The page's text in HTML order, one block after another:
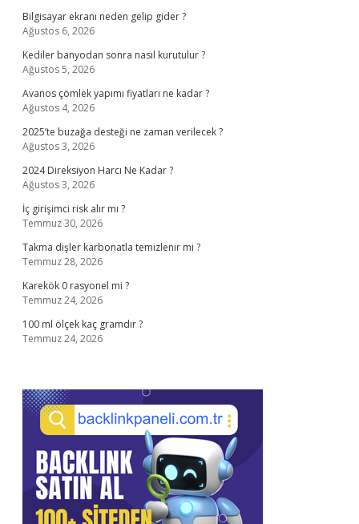
Bilgisayar ekranı neden gelip gider ?
Ağustos 6, 2026
Kediler banyodan sonra nasıl kurutulur ?
Ağustos 5, 2026
Avanos çömlek yapımı fiyatları ne kadar ?
Ağustos 4, 2026
2025’te buzağa desteği ne zaman verilecek ?
Ağustos 3, 2026
2024 Direksiyon Harcı Ne Kadar ?
Ağustos 3, 2026
İç girişimci risk alır mı ?
Temmuz 30, 2026
Takma dişler karbonatla temizlenir mi ?
Temmuz 28, 2026
Karekök 0 rasyonel mi ?
Temmuz 24, 2026
100 ml ölçek kaç gramdır ?
Temmuz 24, 2026